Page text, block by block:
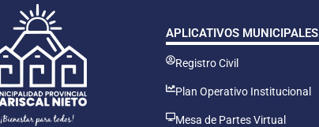
APLICATIVOS MUNICIPALES
Registro Civil
Plan Operativo Institucional
Mesa de Partes Virtual